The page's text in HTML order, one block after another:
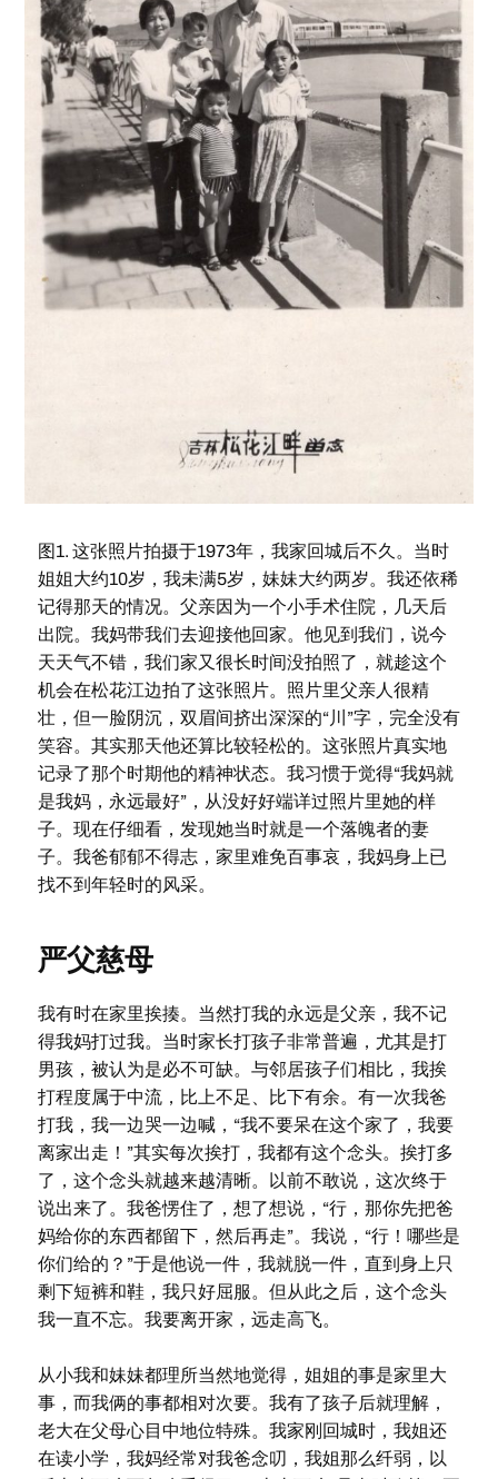
图1. 这张照片拍摄于1973年，我家回城后不久。当时
姐姐大约10岁，我未满5岁，妹妹大约两岁。我还依稀
记得那天的情况。父亲因为一个小手术住院，几天后
出院。我妈带我们去迎接他回家。他见到我们，说今
天天气不错，我们家又很长时间没拍照了，就趁这个
机会在松花江边拍了这张照片。照片里父亲人很精
壮，但一脸阴沉，双眉间挤出深深的“川”字，完全没有
笑容。其实那天他还算比较轻松的。这张照片真实地
记录了那个时期他的精神状态。我习惯于觉得“我妈就
是我妈，永远最好”，从没好好端详过照片里她的样
子。现在仔细看，发现她当时就是一个落魄者的妻
子。我爸郁郁不得志，家里难免百事哀，我妈身上已
找不到年轻时的风采。
严父慈母
我有时在家里挨揍。当然打我的永远是父亲，我不记
得我妈打过我。当时家长打孩子非常普遍，尤其是打
男孩，被认为是必不可缺。与邻居孩子们相比，我挨
打程度属于中流，比上不足、比下有余。有一次我爸
打我，我一边哭一边喊，“我不要呆在这个家了，我要
离家出走！”其实每次挨打，我都有这个念头。挨打多
了，这个念头就越来越清晰。以前不敢说，这次终于
说出来了。我爸愣住了，想了想说，“行，那你先把爸
妈给你的东西都留下，然后再走”。我说，“行！哪些是
你们给的？”于是他说一件，我就脱一件，直到身上只
剩下短裤和鞋，我只好屈服。但从此之后，这个念头
我一直不忘。我要离开家，远走高飞。
从小我和妹妹都理所当然地觉得，姐姐的事是家里大
事，而我俩的事都相对次要。我有了孩子后就理解，
老大在父母心目中地位特殊。我家刚回城时，我姐还
在读小学，我妈经常对我爸念叨，我姐那么纤弱，以